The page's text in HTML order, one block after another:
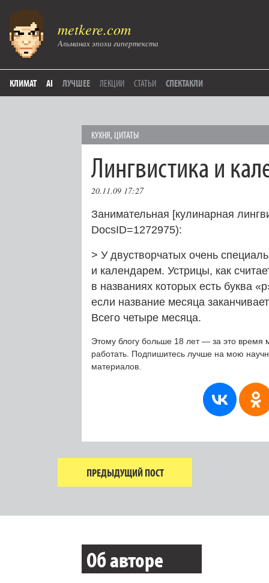
metkere.com
Альманах эпохи гипертекста
КЛИМАТ AI ЛУЧШЕЕ ЛЕКЦИИ СТАТЬИ СПЕКТАКЛИ
КУХНЯ, ЦИТАТЫ
Лингвистика и
20.11.09 17:27
Занимательная [кулинарная
DocsID=1272975):
> У двустворчатых очень
и календарем. Устрицы, как
в названиях которых есть буква
если название месяца
Всего четыре месяца.
Этому блогу больше 18 лет — за это время
работать. Подпишитесь лучше на мою
материалов.
ПРЕДЫДУЩИЙ ПОСТ
Об авторе